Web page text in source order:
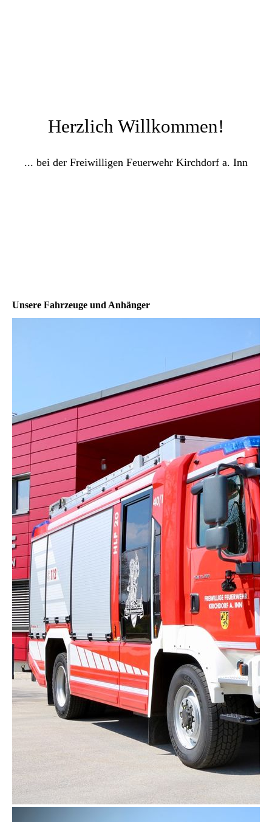
Herzlich Willkommen!
... bei der Freiwilligen Feuerwehr Kirchdorf a. Inn
Unsere Fahrzeuge und Anhänger